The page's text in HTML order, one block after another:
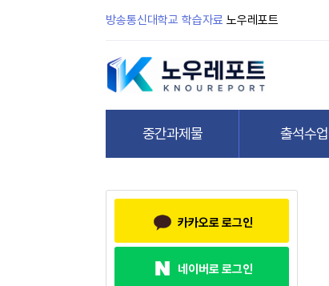
방송통신대학교 학습자료 노우레포트
카카오로 로그인
네이버로 로그인